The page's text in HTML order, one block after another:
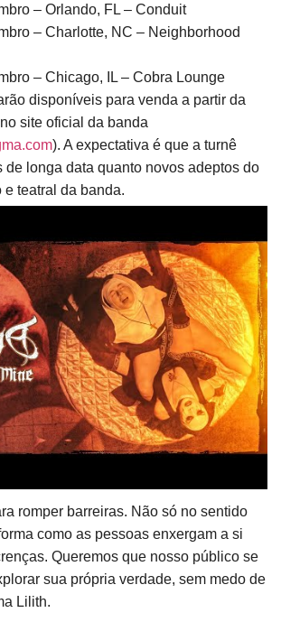
– Orlando, FL – Conduit
– Charlotte, NC – Neighborhood
– Chicago, IL – Cobra Lounge
disponíveis para venda a partir da
site oficial da banda
). A expectativa é que a turnê
de longa data quanto novos adeptos do
teatral da banda.
por Lilith (vocal), Lamia (guitarra),
Nixe (baixo) e Abrahel (bateria), tem
fiel ao longo dos anos com sua
de hard rock, metal e performances que
sensualidade, poder e rebeldia. A
remete a dogmas religiosos, tem como
questionamento das normas impostas
sua música como um veículo
romper barreiras. Não só no sentido
como as pessoas enxergam a si
Queremos que nosso público se
sua própria verdade, sem medo de
Lilith.